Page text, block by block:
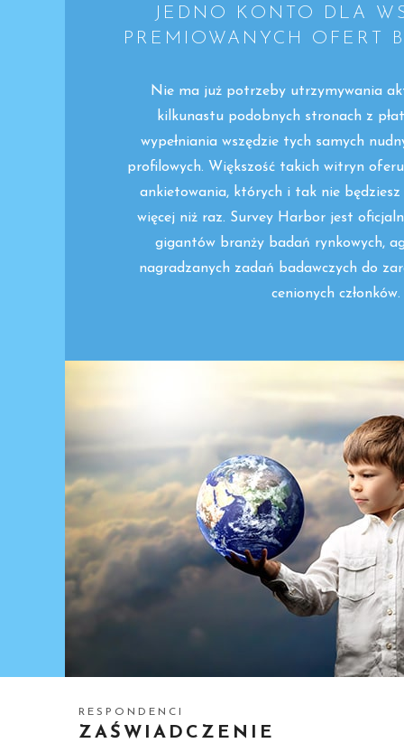
JEDNO KONTO DLA
PREMIOWANYCH OFERT
Nie ma już potrzeby utrzymywania
kilkunastu podobnych stronach z
wypełniania wszędzie tych samych
profilowych. Większość takich witryn
ankietowania, których i tak nie
więcej niż raz. Survey Harbor jest
gigantów branży badań rynkowych,
nagradzanych zadań badawczych do
cenionych członków.
RESPONDENCI
ZAŚWIADCZENIE